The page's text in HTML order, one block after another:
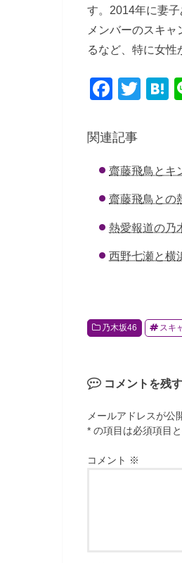
す。2014年に妻
メンバーのスキ
るなど、特に女性
F
c
b
o
o
k
T
a
関連記事
齋藤飛鳥とキ
齋藤飛鳥との
熱愛報道の乃
西野七瀬と横
乃木坂46 スキ
コメントを残す
メールアドレスが公
* の項目は必須項目と
コメント ※